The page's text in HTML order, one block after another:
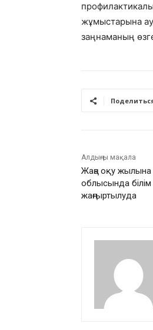
жұмыстарына
заңнаманың
Алдыңғы мақала
Жаңа оқу
облысында
жаңғыртылуда